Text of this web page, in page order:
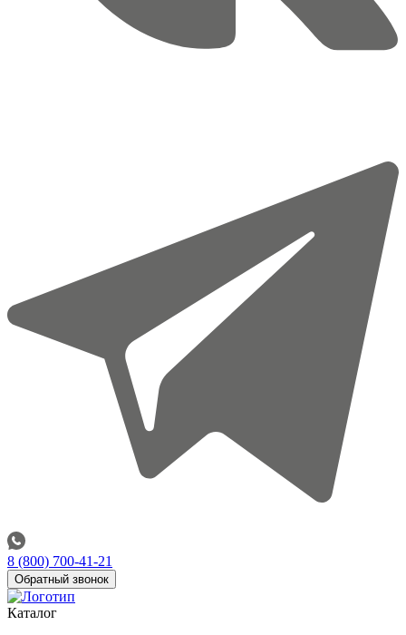
8 (800) 700-41-21
Обратный звонок
Каталог